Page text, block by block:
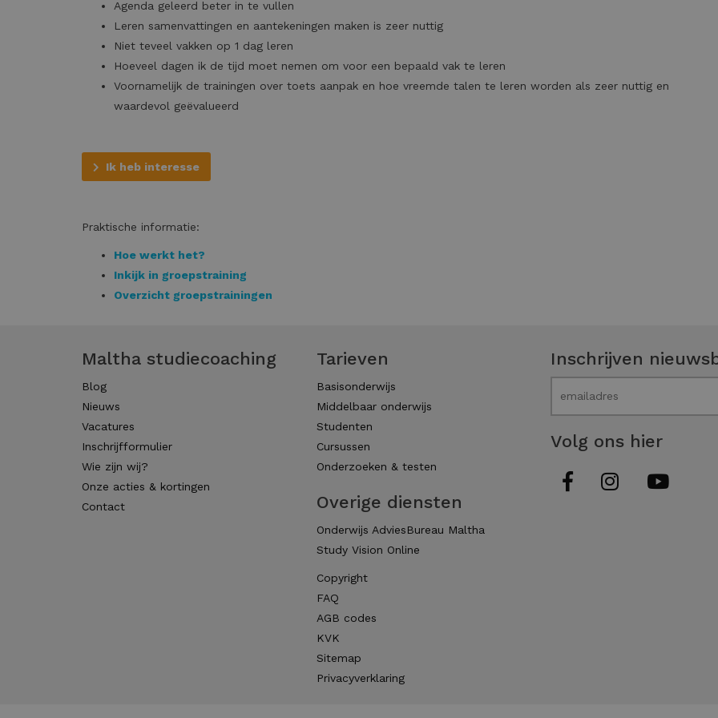
Agenda geleerd beter in te vullen
Leren samenvattingen en aantekeningen maken is zeer nuttig
Niet teveel vakken op 1 dag leren
Hoeveel dagen ik de tijd moet nemen om voor een bepaald vak te leren
Voornamelijk de trainingen over toets aanpak en hoe vreemde talen te leren worden als zeer nuttig en
waardevol geëvalueerd
Ik heb interesse
Praktische informatie:
Hoe werkt het?
Inkijk in groepstraining
Overzicht groepstrainingen
Maltha studiecoaching
Blog
Nieuws
Vacatures
Inschrijfformulier
Wie zijn wij?
Onze acties & kortingen
Contact
Tarieven
Basisonderwijs
Middelbaar onderwijs
Studenten
Cursussen
Onderzoeken & testen
Overige diensten
Onderwijs AdviesBureau Maltha
Study Vision Online
Copyright
FAQ
AGB codes
KVK
Sitemap
Privacyverklaring
Inschrijven
Volg ons hier